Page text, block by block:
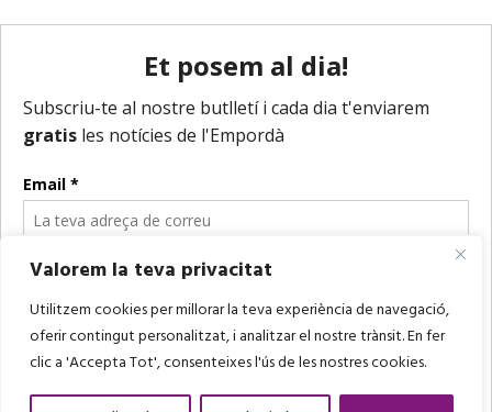
Valorem la teva privacitat
Utilitzem cookies per millorar la teva experiència de navegació,
oferir contingut personalitzat, i analitzar el nostre trànsit. En fer
clic a 'Accepta Tot', consenteixes l'ús de les nostres cookies.